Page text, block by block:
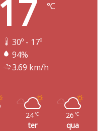
17 ℃
30º - 17º
94%
3.69 km/h
24℃
ter
26 ℃
qua